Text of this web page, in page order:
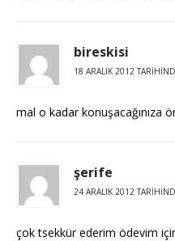
bireskisi
18 ARALIK 2012
mal o kadar konuşacağınıza
şerife
24 ARALIK 2012
çok tsekkür ederim ödevim